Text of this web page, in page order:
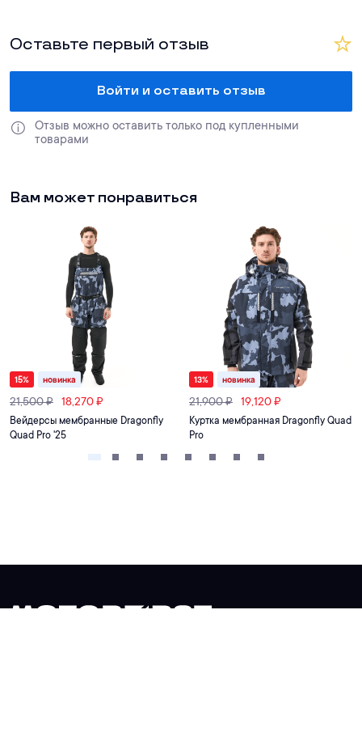
Оставьте первый отзыв
Войти и оставить отзыв
Отзыв можно оставить только под купленными
товарами
Вам может понравиться
15% новинка
21,500₽ 18,270₽
Вейдерсы мембранные Dragonfly
Quad Pro '25
13% новинка
21,900₽ 19,120₽
Куртка мембранная Dragonfly Quad
Pro